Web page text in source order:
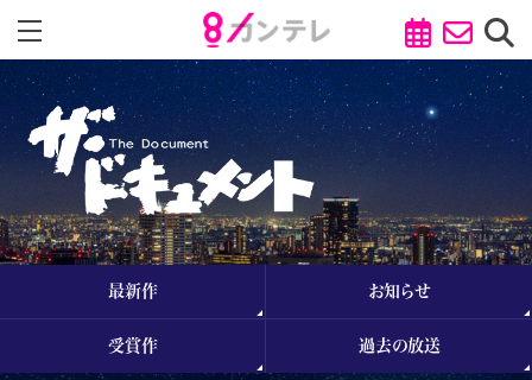
最新作 お知らせ
受賞作 過去の放送